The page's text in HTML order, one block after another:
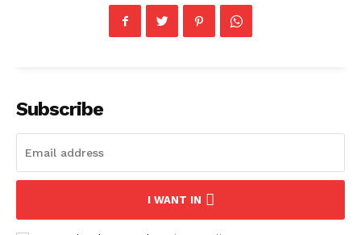
Subscribe
I WANT IN